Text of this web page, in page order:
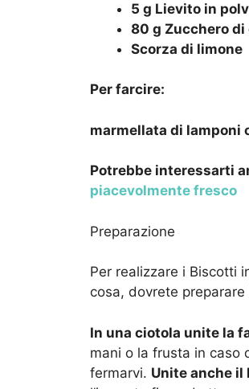
5 g Lievito in
80 g Zucchero di
Scorza di limone
Per farcire:
marmellata di lamponi
Potrebbe interessarti
piacevolmente fresco
Preparazione
Per realizzare i Biscotti
cosa, dovrete preparare
In una ciotola unite la
mani o la frusta in caso
fermarvi. Unite anche il